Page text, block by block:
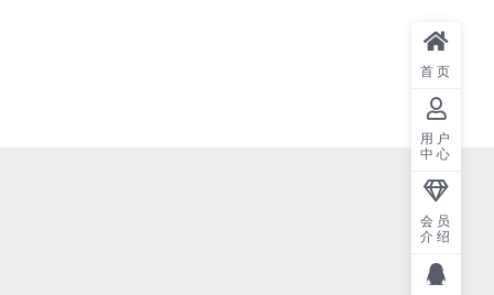
首页
用户
中心
会员
介绍